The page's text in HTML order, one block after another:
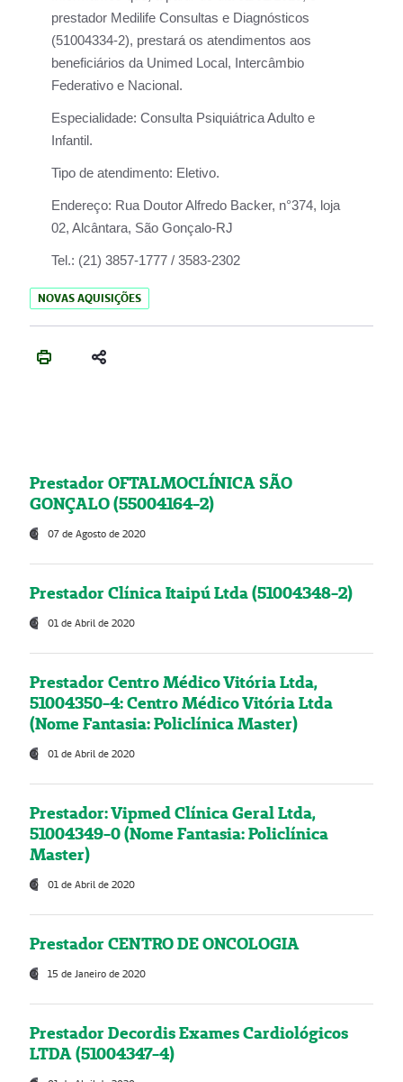
prestador Medilife Consultas e Diagnósticos
(51004334-2), prestará os atendimentos aos
beneficiários da Unimed Local, Intercâmbio
Federativo e Nacional.
Especialidade: Consulta Psiquiátrica Adulto e
Infantil.
Tipo de atendimento: Eletivo.
Endereço: Rua Doutor Alfredo Backer, n°374, loja
02, Alcântara, São Gonçalo-RJ
Tel.: (21) 3857-1777 / 3583-2302
NOVAS AQUISIÇÕES
Prestador OFTALMOCLÍNICA SÃO
GONÇALO (55004164-2)
07 de Agosto de 2020
Prestador Clínica Itaipú Ltda (51004348-2)
01 de Abril de 2020
Prestador Centro Médico Vitória Ltda,
51004350-4: Centro Médico Vitória Ltda
(Nome Fantasia: Policlínica Master)
01 de Abril de 2020
Prestador: Vipmed Clínica Geral Ltda,
51004349-0 (Nome Fantasia: Policlínica
Master)
01 de Abril de 2020
Prestador CENTRO DE ONCOLOGIA
15 de Janeiro de 2020
Prestador Decordis Exames Cardiológicos
LTDA (51004347-4)